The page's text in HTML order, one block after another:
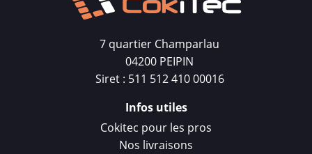
7 quartier Champarlau
04200 PEIPIN
Siret : 511 512 410 00016
Infos utiles
Cokitec pour les pros
Nos livraisons